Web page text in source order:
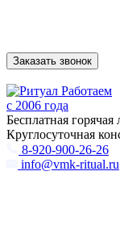
Заказать звонок
Работаем
с 2006 года
Бесплатная горячая
Круглосуточная
8-920-900-26-26
info@vmk-ritual.ru